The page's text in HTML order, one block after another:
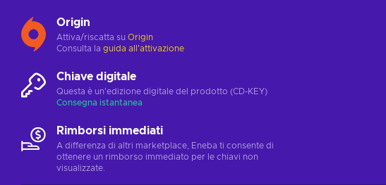
Origin
Attiva/riscatta su Origin
Consulta la guida all'attivazione
Chiave digitale
Questa è un'edizione digitale del prodotto (CD-KEY)
Consegna istantanea
Rimborsi immediati
A differenza di altri marketplace, Eneba ti consente di
ottenere un rimborso immediato per le chiavi non
visualizzate.